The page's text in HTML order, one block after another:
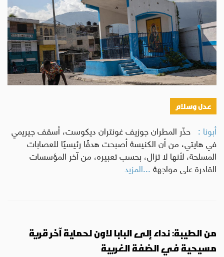
عدل وسلام
أبونا : حذّر المطران جوزيف غونتران ديكوست، أسقف جيريمي
في هايتي، من أن الكنيسة أصبحت هدفًا رئيسيًا للعصابات
المسلحة، لأنها لا تزال، بحسب تعبيره، من آخر المؤسسات
القادرة على مواجهة...المزيد
من الطيبة: نداء إلى البابا لاون لحماية آخر قرية
مسيحية في الضفة الغربية